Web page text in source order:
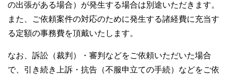
の出張がある場合）が発生する場合は別途いただきます。
また、ご依頼案件の対応のために発生する諸経費に充当す
る定額の事務費を頂戴いたします。
なお、訴訟（裁判）・審判などをご依頼いただいた場合
で、引き続き上訴・抗告（不服申立ての手続）などをご依